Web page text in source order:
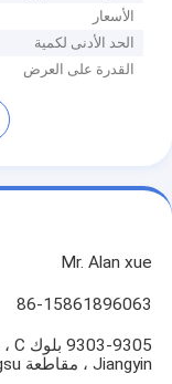
الأسعار
الحد الأدنى لكمية
القدرة على العرض
Mr. Alan xue
86-15861896063
Jiangyin ، مقاطعة Jiangsu ، الصين